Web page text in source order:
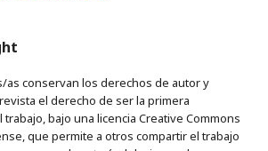
as conservan los derechos de autor y
el derecho de ser la primera
bajo una licencia Creative Commons
que permite a otros compartir el trabajo